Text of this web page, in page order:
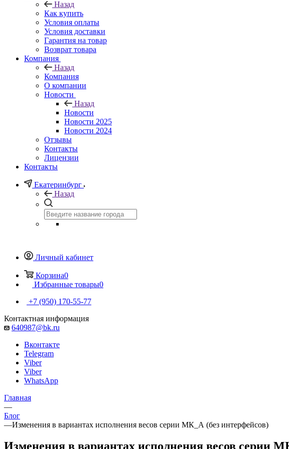
Назад
Как купить
Условия оплаты
Условия доставки
Гарантия на товар
Возврат товара
Компания
Назад
Компания
О компании
Новости
Назад
Новости
Новости 2025
Новости 2024
Отзывы
Контакты
Лицензии
Контакты
Екатеринбург
Назад
Личный кабинет
Корзина0
Избранные товары0
+7 (950) 170-55-77
Контактная информация
640987@bk.ru
Вконтакте
Telegram
Viber
Viber
WhatsApp
Главная
—
Блог
—Изменения в вариантах исполнения весов серии МК_А (без интерфейсов)
Изменения в вариантах исполнения весов серии